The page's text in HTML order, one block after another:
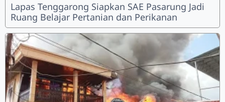
Lapas Tenggarong Siapkan SAE Pasarung Jadi
Ruang Belajar Pertanian dan Perikanan